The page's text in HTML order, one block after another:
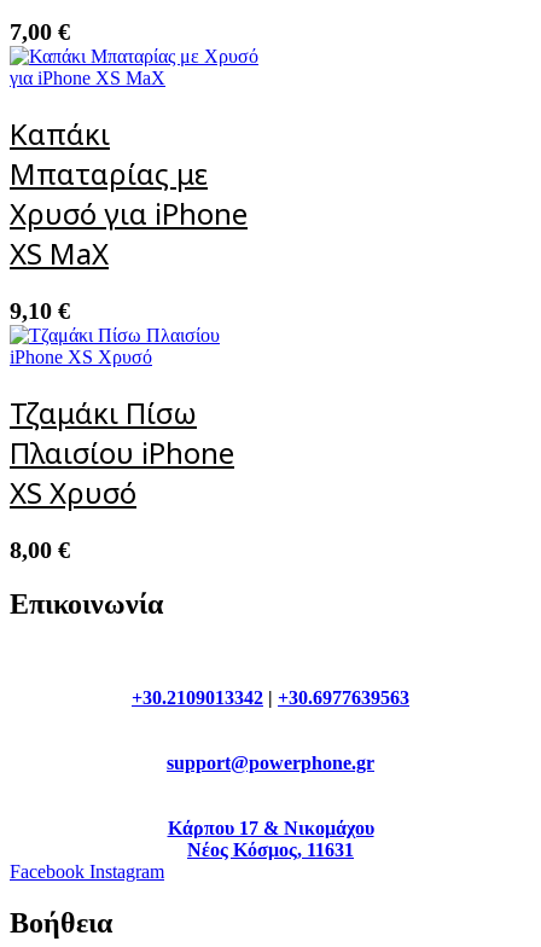
7,00 €
Καπάκι
Μπαταρίας με
Χρυσό για iPhone
XS MaX
9,10 €
Τζαμάκι Πίσω
Πλαισίου iPhone
XS Χρυσό
8,00 €
Επικοινωνία
+30.2109013342 +30.6977639563
support@powerphone.gr
Κάρπου 17 & Νικομάχου
Νέος Κόσμος, 11631
Facebook Instagram
Βοήθεια